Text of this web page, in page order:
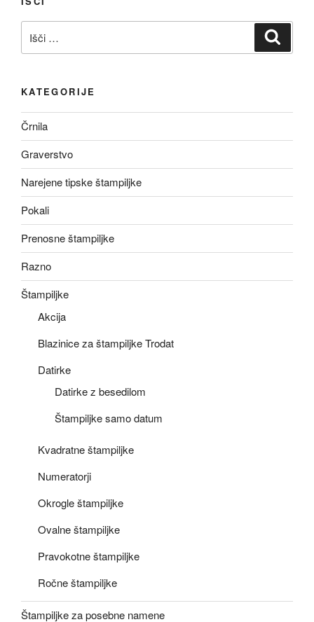
KATEGORIJE
Črnila
Graverstvo
Narejene tipske štampiljke
Pokali
Prenosne štampiljke
Razno
Štampiljke
Akcija
Blazinice za štampiljke Trodat
Datirke
Datirke z besedilom
Štampiljke samo datum
Kvadratne štampiljke
Numeratorji
Okrogle štampiljke
Ovalne štampiljke
Pravokotne štampiljke
Ročne štampiljke
Štampiljke za posebne namene